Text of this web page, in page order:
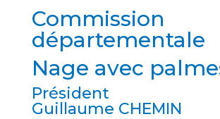
Commission
départementale
Nage avec
Président
Guillaume CHEMIN